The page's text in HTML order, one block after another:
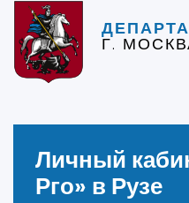
Г.
Личный
Рго»‎ в Рузе